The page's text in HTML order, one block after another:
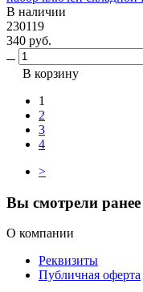
В наличии
230119
340 руб.
В корзину
1
2
3
4
>
Вы смотрели ранее
О компании
Реквизиты
Публичная оферта